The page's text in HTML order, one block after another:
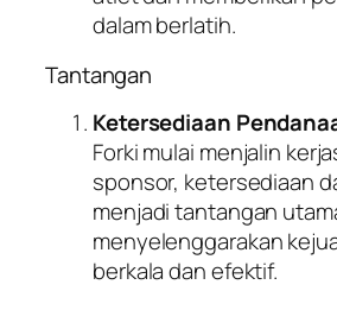
dalam berlatih.
Tantangan
Ketersediaan
Forki mulai menjalin
sponsor, ketersediaan
menjadi tantangan
menyelenggarakan
berkala dan efektif.